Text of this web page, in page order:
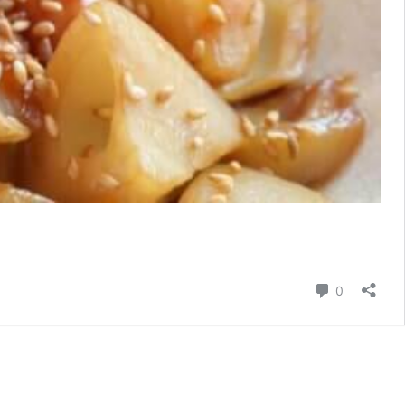
0 コメント